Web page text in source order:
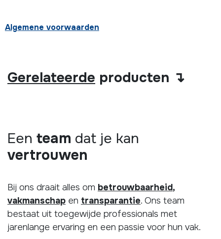
Algemene voorwaarden
Gerelateerde producten ↴
Een team dat je kan
vertrouwen
Bij ons draait alles om betrouwbaarheid,
vakmanschap en transparantie. Ons team
bestaat uit toegewijde professionals met
jarenlange ervaring en een passie voor hun vak.